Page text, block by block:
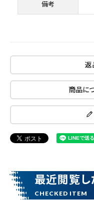
腰
備考
返
商品に
最近閲覧し